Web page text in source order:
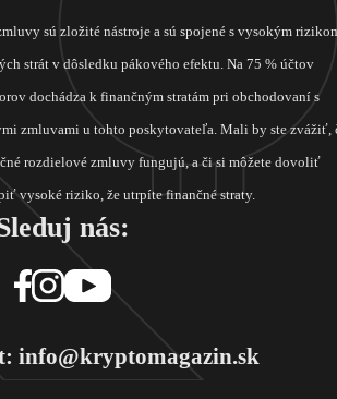
sú zložité nástroje a sú spojené s vysokým
strát v dôsledku pákového efektu. Na 75 % účtov
dochádza k finančným stratám pri obchodovaní s
zmluvami u tohto poskytovateľa. Mali by ste zvážiť,
rozdielové zmluvy fungujú, a či si môžete dovoliť
vysoké riziko, že utrpíte finančné straty.
nás:
info@kryptomagazin.sk